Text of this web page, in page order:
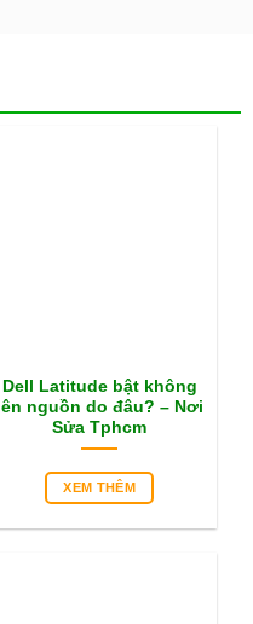
Dell Latitude bật không
lên nguồn do đâu? – Nơi
Sửa Tphcm
XEM THÊM